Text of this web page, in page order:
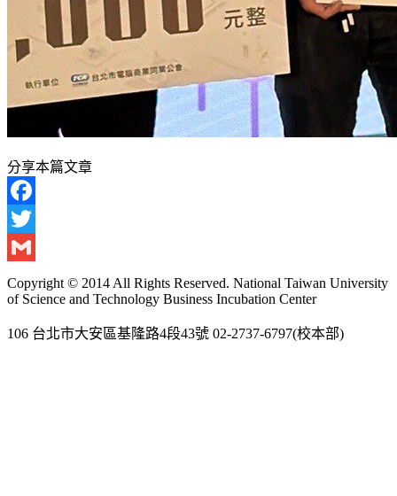
分享本篇文章
Facebook
Twitter
Gmail
Copyright © 2014 All Rights Reserved. National Taiwan University
of Science and Technology Business Incubation Center
106 台北市大安區基隆路4段43號 02-2737-6797(校本部)